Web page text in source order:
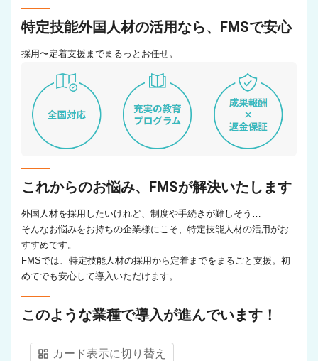
特定技能外国人材の活用なら、FMSで安心
採用〜定着支援までまるっとお任せ。
これからのお悩み、FMSが解決いたします
外国人材を採用したいけれど、制度や手続きが難しそう…
そんなお悩みをお持ちの企業様にこそ、特定技能人材の活用がお
すすめです。
FMSでは、特定技能人材の採用から定着までをまるごと支援。初
めてでも安心して導入いただけます。
このような業種で導入が進んでいます！
カード表示に切り替え